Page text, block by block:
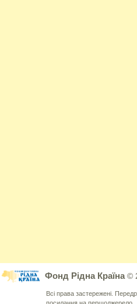
Фонд Рідна Країна©
Всі права застережені.